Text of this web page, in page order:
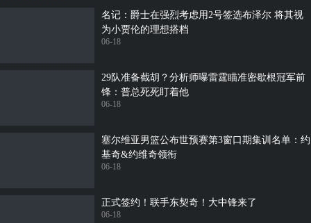
名记：爵士在强烈考虑用2号签选布泽尔 将其视
为小贾伦的理想搭档
06-18
29队准备截胡？分析师曝雷霆瞄准密歇根冠军前
锋：普总死死盯着他
06-18
塞尔维亚男篮公布世预赛第3窗口期集训名单：约
基奇&约维奇领衔
06-18
正式签约！联手东契奇！大中锋来了
06-18